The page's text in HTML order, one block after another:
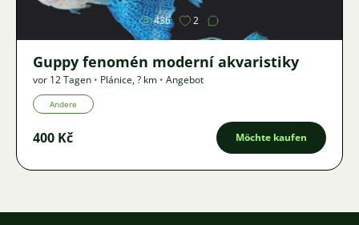
436 2
Guppy fenomén moderní akvaristiky
vor 12 Tagen • Plánice,? km • Angebot
Andere
400 Kč Möchte kaufen